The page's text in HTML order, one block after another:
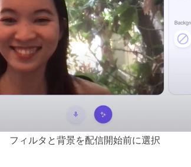
フィルタと背景を配信開始前に選択